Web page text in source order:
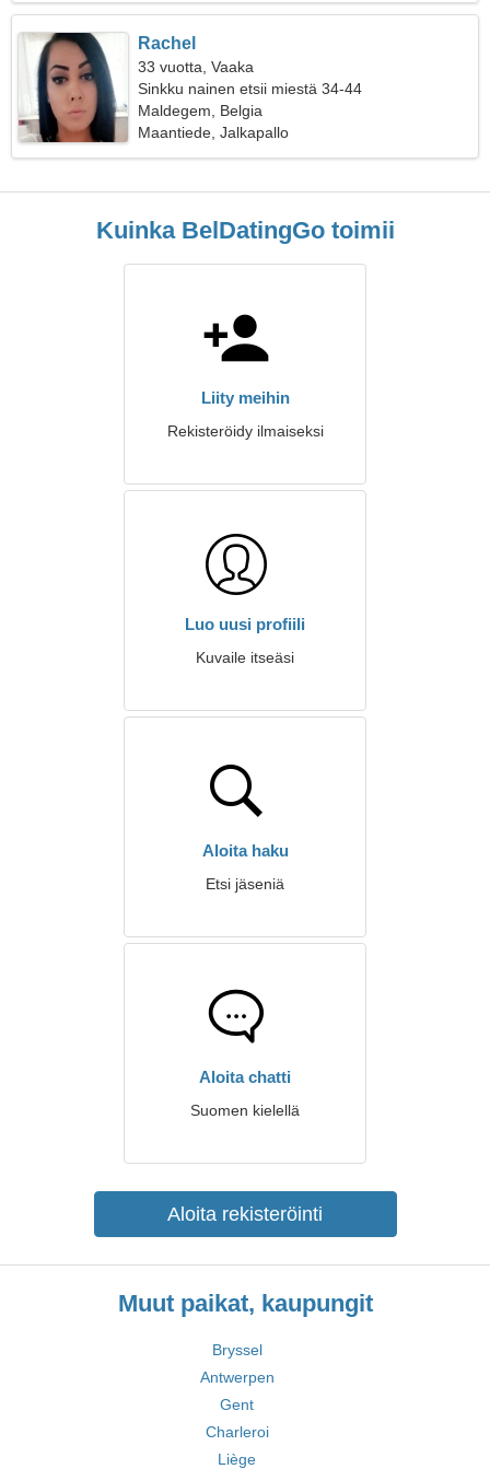
Rachel
33 vuotta, Vaaka
Sinkku nainen etsii miestä 34-44
Maldegem, Belgia
Maantiede, Jalkapallo
Kuinka BelDatingGo toimii
Liity meihin
Rekisteröidy ilmaiseksi
Luo uusi profiili
Kuvaile itseäsi
Aloita haku
Etsi jäseniä
Aloita chatti
Suomen kielellä
Aloita rekisteröinti
Muut paikat, kaupungit
Bryssel
Antwerpen
Gent
Charleroi
Liège